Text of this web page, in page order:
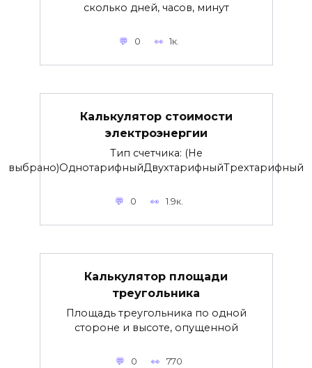
сколько дней, часов, минут
0 1к.
Калькулятор стоимости
электроэнергии
Тип счетчика: (Не
выбрано)ОднотарифныйДвухтарифныйТрехтарифный
0 1.9к.
Калькулятор площади
треугольника
Площадь треугольника по одной
стороне и высоте, опущенной
0 770